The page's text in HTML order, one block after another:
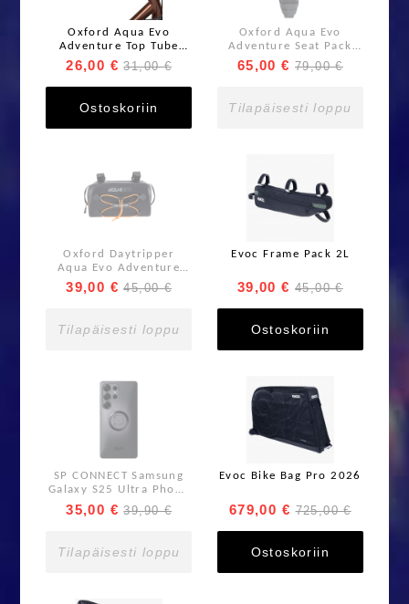
Oxford Aqua Evo
Adventure Top Tube
Pack 1,5L Black
26,00 € 31,00 €
Ostoskoriin
Oxford Aqua Evo
Adventure Seat Pack
10L Black
65,00 € 79,00 €
Tilapäisesti loppu
Oxford Daytripper
Aqua Evo Adventure
Pack Tankolaukku 3,5L
Black
39,00 € 45,00 €
Tilapäisesti loppu
Evoc Frame Pack 2L
39,00 € 45,00 €
Ostoskoriin
SP CONNECT Samsung
Galaxy S25 Ultra Phone
case
35,00 € 39,90 €
Tilapäisesti loppu
Evoc Bike Bag Pro 2026
679,00 € 725,00 €
Ostoskoriin